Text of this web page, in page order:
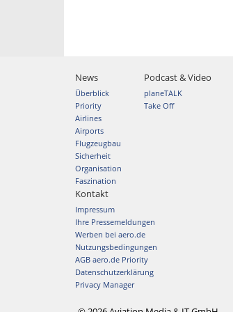
News
Überblick
Priority
Airlines
Airports
Flugzeugbau
Sicherheit
Organisation
Faszination
Podcast & Video
planeTALK
Take Off
Kontakt
Impressum
Ihre Pressemeldungen
Werben bei aero.de
Nutzungsbedingungen
AGB aero.de Priority
Datenschutzerklärung
Privacy Manager